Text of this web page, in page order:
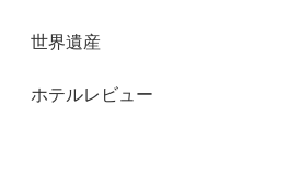
世界遺産
ホテルレビュー